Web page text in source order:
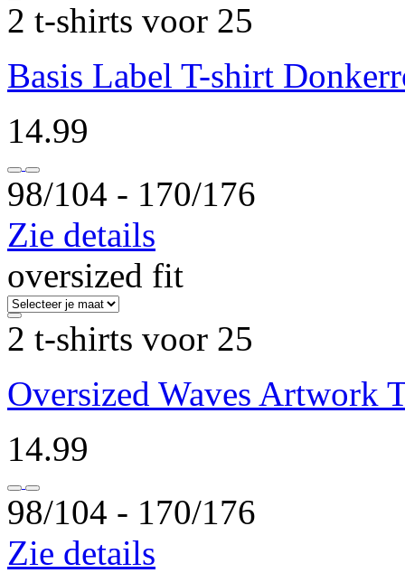
2 t-shirts voor 25
Basis Label T-shirt
14.99
98/104 ‐ 170/176
Zie details
oversized fit
2 t-shirts voor 25
Oversized Waves Artwork
14.99
98/104 ‐ 170/176
Zie details